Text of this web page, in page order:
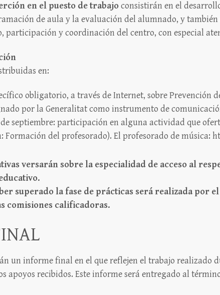
en el puesto de trabajoconsistirán en el
de aula y la evaluación del alumnado, y
participación y coordinación del centro, con especial
en:
obligatorio, a través de Internet, sobre Prevención
por la Generalitat como instrumento de
de septiembre: participación en alguna actividad que
Formación del profesorado). El profesorado de
versarán sobre la especialidad de acceso al
superado la fase de prácticas será realizada por
comisiones calificadoras.
un informe final en el que reflejen el trabajo realizado
apoyos recibidos. Este informe será entregado al